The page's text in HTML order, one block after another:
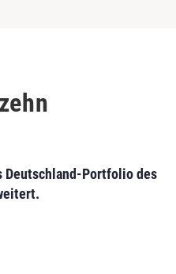
Deutschland-Portfolio des